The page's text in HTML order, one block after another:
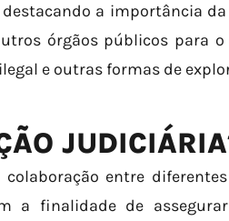
a importância
órgãos públicos para
e outras formas de
entre
a finalidade de